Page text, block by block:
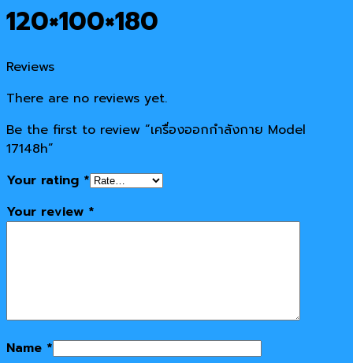
120×100×180
Reviews
There are no reviews yet.
Be the first to review “เครื่องออกกำลังกาย Model
17148h”
Your rating *
Your review *
Name *